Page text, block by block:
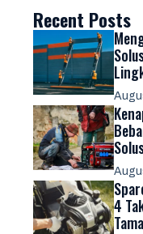
Recent Posts
4